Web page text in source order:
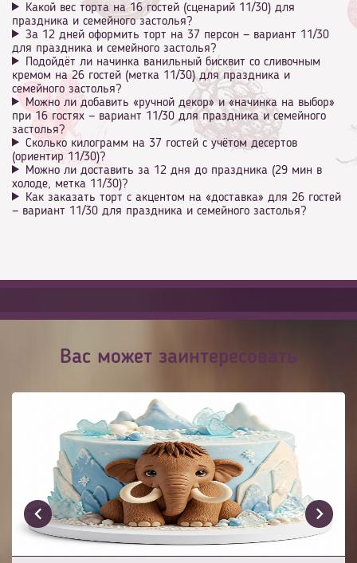
Какой вес торта на 16 гостей (сценарий 11/30) для
праздника и семейного застолья?
За 12 дней оформить торт на 37 персон — вариант 11/30
для праздника и семейного застолья?
Подойдёт ли начинка ванильный бисквит со сливочным
кремом на 26 гостей (метка 11/30) для праздника и
семейного застолья?
Можно ли добавить «ручной декор» и «начинка на выбор»
при 16 гостях — вариант 11/30 для праздника и семейного
застолья?
Сколько килограмм на 37 гостей с учётом десертов
(ориентир 11/30)?
Можно ли доставить за 12 дня до праздника (29 мин в
холоде, метка 11/30)?
Как заказать торт с акцентом на «доставка» для 26 гостей
— вариант 11/30 для праздника и семейного застолья?
Вас может заинтересовать